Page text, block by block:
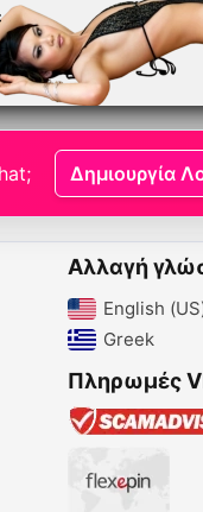
Δημιουργία
Αλλαγή
English
Greek‎
Πληρωμές